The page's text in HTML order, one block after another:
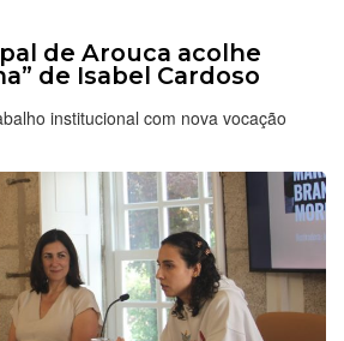
de Arouca acolhe
de Isabel Cardoso
institucional com nova vocação